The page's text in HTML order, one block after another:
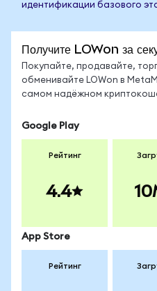
идентификации базового
Получите LOWon за
Покупайте, продавайте,
обменивайте LOWon в
самом надёжном
Google Play
Рейтинг
4.4
App Store
Рейтинг